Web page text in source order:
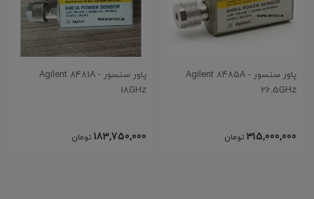
پاور سنسور Agilent 8485A -
26.5GHz
315,000,000 تومان
پاور سنسور Agilent 8481A -
18GHz
183,750,000 تومان